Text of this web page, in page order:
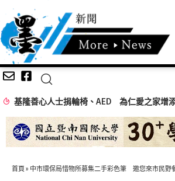
基隆善心人士捐輪椅、AED 為仁愛之家增
首頁 » 中市環保局惜物所募集二手彩色筆 邀您來市民野